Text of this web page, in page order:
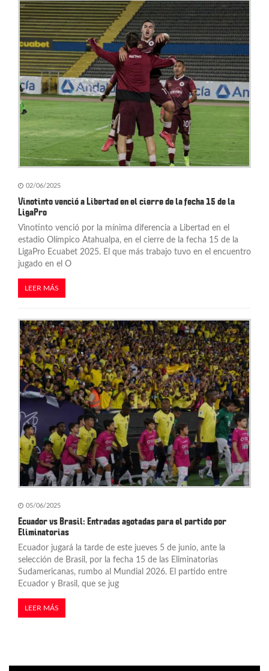
02/06/2025
Vinotinto venció a Libertad en el cierre de la fecha 15 de la
LigaPro
Vinotinto venció por la mínima diferencia a Libertad en el
estadio Olímpico Atahualpa, en el cierre de la fecha 15 de la
LigaPro Ecuabet 2025. El que más trabajo tuvo en el encuentro
jugado en el O
LEER MÁS
05/06/2025
Ecuador vs Brasil: Entradas agotadas para el partido por
Eliminatorias
Ecuador jugará la tarde de este jueves 5 de junio, ante la
selección de Brasil, por la fecha 15 de las Eliminatorias
Sudamericanas, rumbo al Mundial 2026. El partido entre
Ecuador y Brasil, que se jug
LEER MÁS